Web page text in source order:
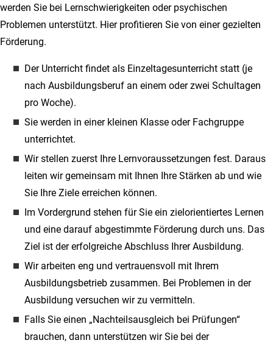
werden Sie bei Lernschwierigkeiten oder psychischen
Problemen unterstützt. Hier profitieren Sie von einer gezielten
Förderung.
Der Unterricht findet als Einzeltagesunterricht statt (je
nach Ausbildungsberuf an einem oder zwei Schultagen
pro Woche).
Sie werden in einer kleinen Klasse oder Fachgruppe
unterrichtet.
Wir stellen zuerst Ihre Lernvoraussetzungen fest. Daraus
leiten wir gemeinsam mit Ihnen Ihre Stärken ab und wie
Sie Ihre Ziele erreichen können.
Im Vordergrund stehen für Sie ein zielorientiertes Lernen
und eine darauf abgestimmte Förderung durch uns. Das
Ziel ist der erfolgreiche Abschluss Ihrer Ausbildung.
Wir arbeiten eng und vertrauensvoll mit Ihrem
Ausbildungsbetrieb zusammen. Bei Problemen in der
Ausbildung versuchen wir zu vermitteln.
Falls Sie einen „Nachteilsausgleich bei Prüfungen“
brauchen, dann unterstützen wir Sie bei der